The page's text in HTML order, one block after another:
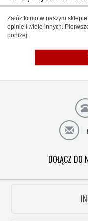
Załóż konto w naszym
opinie i wiele innych.
poniżej:
DOŁĄCZ DO